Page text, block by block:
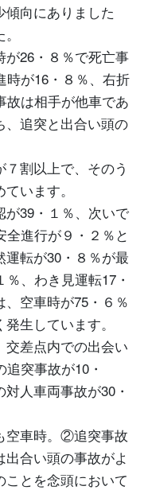
向にありました
26・８％で死亡事
時が16・８％、右折
故は相手が他車であ
、追突と出合い頭の
割以上で、そのう
います。
39・１％、次いで
全進行が９・２％と
転が30・８％が最
、わき見運転17・
空車時が75・６％
生しています。
交差点内での出会い
突事故が10・
人車両事故が30・
空車時。②追突事故
合い頭の事故がよ
ことを念頭において